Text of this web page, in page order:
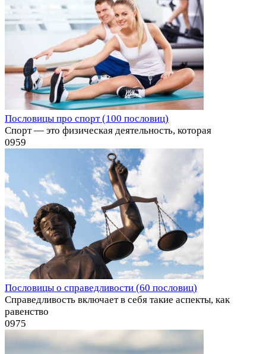
Пословицы про спорт (100 пословиц)
Спорт — это физическая деятельность, которая
0959
Пословицы о справедливости (60 пословиц)
Справедливость включает в себя такие аспекты, как
равенство
0975